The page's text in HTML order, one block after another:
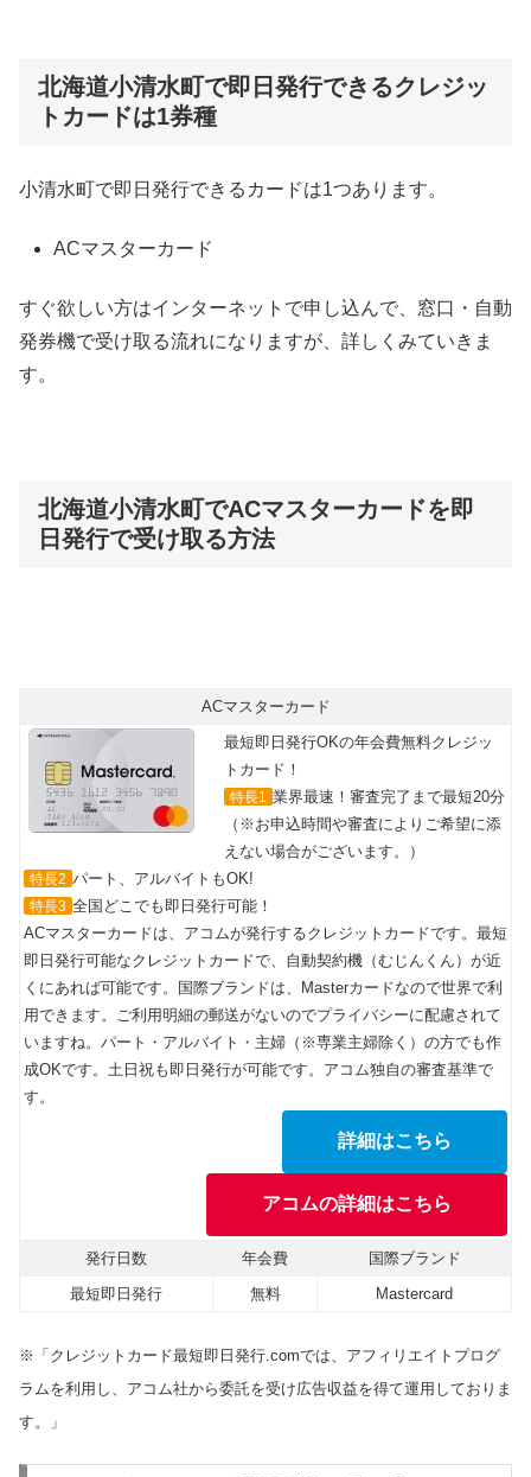
北海道小清水町で即日発行できるクレジッ
トカードは1券種
小清水町で即日発行できるカードは1つあります。
ACマスターカード
すぐ欲しい方はインターネットで申し込んで、窓口・自動
発券機で受け取る流れになりますが、詳しくみていきま
す。
北海道小清水町でACマスターカードを即
日発行で受け取る方法
ACマスターカード
最短即日発行OKの年会費無料クレジッ
トカード！
特長1 業界最速！審査完了まで最短20分
（※お申込時間や審査によりご希望に添
えない場合がございます。）
特長2 パート、アルバイトもOK!
特長3 全国どこでも即日発行可能！
ACマスターカードは、アコムが発行するクレジットカードです。最短
即日発行可能なクレジットカードで、自動契約機（むじんくん）が近
くにあれば可能です。国際ブランドは、Masterカードなので世界で利
用できます。ご利用明細の郵送がないのでプライバシーに配慮されて
いますね。パート・アルバイト・主婦（※専業主婦除く）の方でも作
成OKです。土日祝も即日発行が可能です。アコム独自の審査基準で
す。
詳細はこちら
アコムの詳細はこちら
発行日数 年会費
国際ブランド
最短即日発行
無料 Mastercard
※「クレジットカード最短即日発行.comでは、アフィリエイトプログ
ラムを利用し、アコム社から委託を受け広告収益を得て運用しておりま
す。」